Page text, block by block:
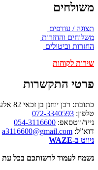
משולחים
תצוגה / עודפים
משלוחים והחזרות
החזרות וביטולים
שירות לקוחות
פרטי התקשרות
כתובת: רבן יוחנן בן זכאי 82 אלעד
טלפון: 072-3340593
נייד/ווטסאפ: 054-3116600
דוא”ל: a3116600@gmail.com
ניווט ב-WAZE
נשמח לעמוד לרשותכם בכל עת